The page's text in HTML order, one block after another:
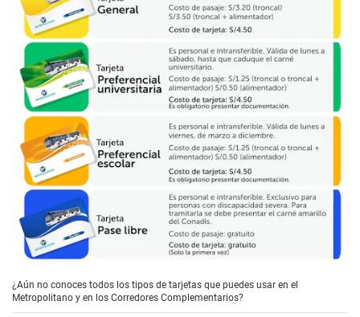
¿Aún no conoces todos los tipos de tarjetas que puedes usar en el
Metropolitano y en los Corredores Complementarios?